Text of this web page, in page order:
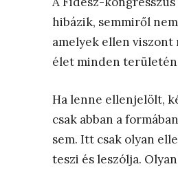
hibázik, semmiről
amelyek ellen viszont
élet minden területén
Ha lenne ellenjelölt,
csak abban a
sem. Itt csak olyan
teszi és leszólja.